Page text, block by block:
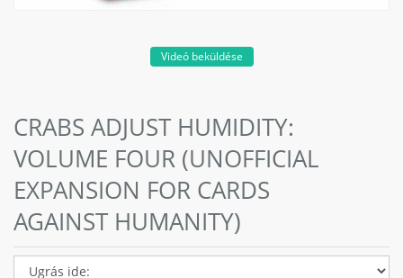
Videó beküldése
CRABS ADJUST HUMIDITY:
VOLUME FOUR (UNOFFICIAL
EXPANSION FOR CARDS
AGAINST HUMANITY)